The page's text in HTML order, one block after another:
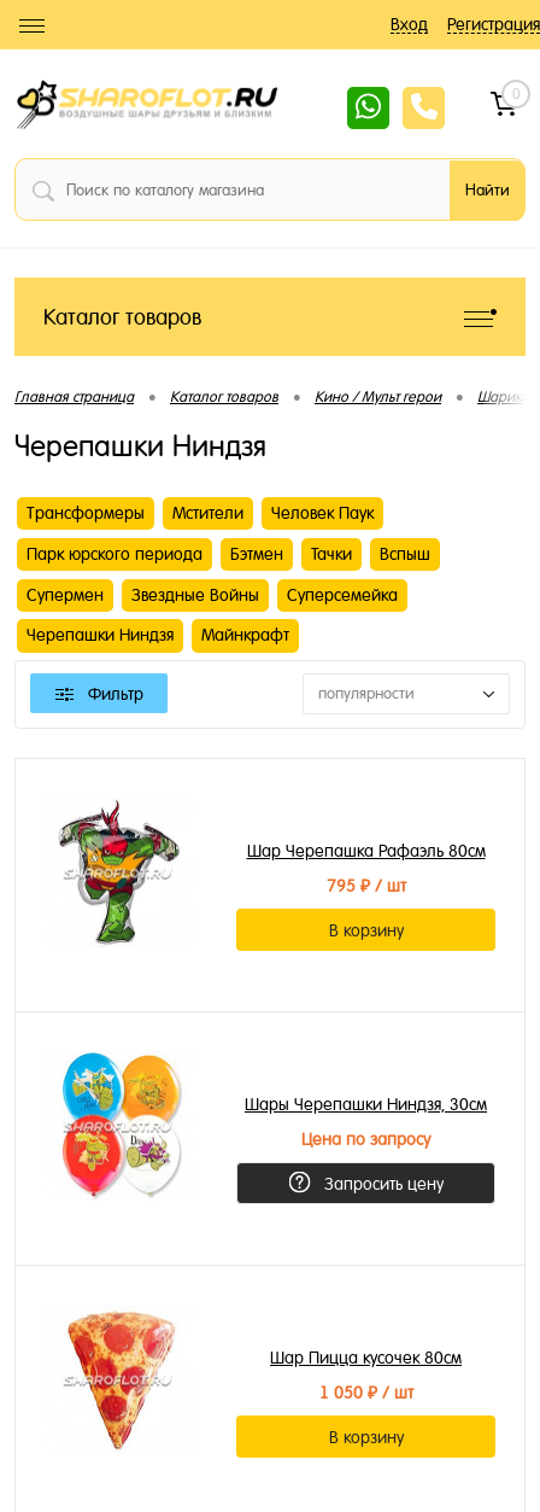
Вход Регистрация
0
Каталог товаров
Главная страница • Каталог товаров • Кино / Мульт герои • Шарики
Черепашки Ниндзя
Трансформеры Мстители Человек Паук
Парк юрского периода Бэтмен Тачки Вспыш
Супермен Звездные Войны Суперсемейка
Черепашки Ниндзя Майнкрафт
Фильтр популярности
Шар Черепашка Рафаэль 80см
795 ₽/ шт
В корзину
Шары Черепашки Ниндзя, 30см
Цена по запросу
Запросить цену
Шар Пицца кусочек 80см
1 050 ₽/ шт
В корзину